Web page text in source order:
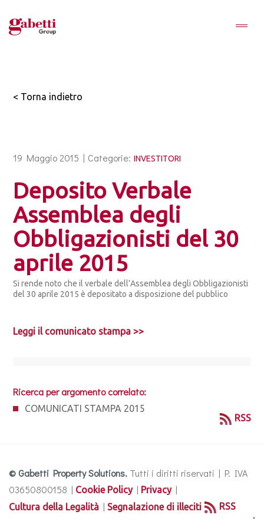
< Torna indietro
19 Maggio 2015 | Categorie: INVESTITORI
Deposito Verbale
Assemblea degli
Obbligazionisti del 30
aprile 2015
Si rende noto che il verbale dell’Assemblea degli Obbligazionisti
del 30 aprile 2015 è depositato a disposizione del pubblico
Leggi il comunicato stampa >>
Ricerca per argomento correlato:
COMUNICATI STAMPA 2015
RSS
© Gabetti Property Solutions. Tutti i diritti riservati | P. IVA
03650800158 | Cookie Policy| Privacy|
Cultura della Legalità | Segnalazione di illeciti RSS